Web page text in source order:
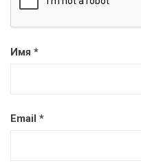
Имя *
Email *